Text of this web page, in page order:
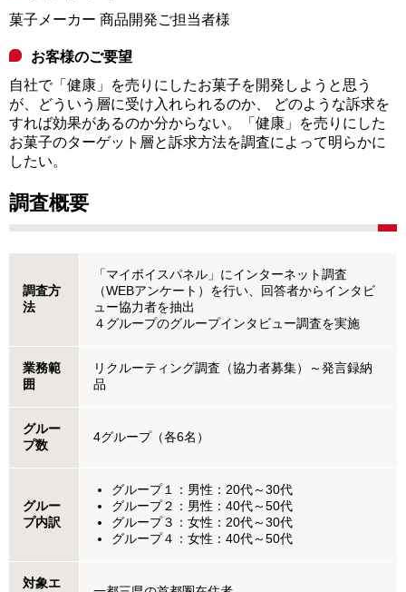
菓子メーカー 商品開発ご担当者様
お客様のご要望
自社で「健康」を売りにしたお菓子を開発しようと思う
が、どういう層に受け入れられるのか、 どのような訴求を
すれば効果があるのか分からない。「健康」を売りにした
お菓子のターゲット層と訴求方法を調査によって明らかに
したい。
調査概要
調査方
法
「マイボイスパネル」にインターネット調査
（WEBアンケート）を行い、回答者からインタビ
ュー協力者を抽出
４グループのグループインタビュー調査を実施
業務範
囲
リクルーティング調査（協力者募集）～発言録納
品
グルー
プ数
4グループ（各6名）
グルー
プ内訳
グループ１：男性：20代～30代
グループ２：男性：40代～50代
グループ３：女性：20代～30代
グループ４：女性：40代～50代
対象エ